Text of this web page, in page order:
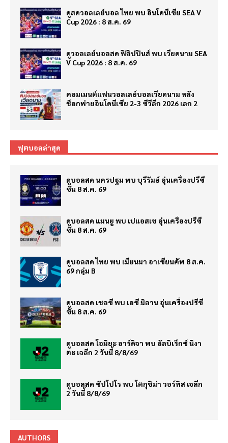
ดูสดวอลเลย์บอล ไทย พบ อินโดนีเซีย SEA V
Cup 2026 : 8 ส.ค. 69
ดูวอลเลย์บอลสด ฟิลิปปินส์ พบ เวียดนาม SEA
V Cup 2026 : 8 ส.ค. 69
คอมเมนต์แฟนวอลเลย์บอลเวียดนาม หลัง
ช็อกพ่ายอินโดนีเซีย 2-3 ซีวีลีก 2026 เลก 2
ฟุตบอลล่าสุด
ดูบอลสด นครปฐม พบ บุรีรัมย์ อุ่นเครื่องปรีซี
ซั่น 8 ส.ค. 69
ดูบอลสด แมนยู พบ เปแอสเช อุ่นเครื่องปรีซี
ซั่น 8 ส.ค. 69
ดูบอลสด ไทย พบ เมียนมา อาเซียนคัพ 8 ส.ค.
69 กลุ่ม B
ดูบอลสด เชลซี พบ เอซี มิลาน อุ่นเครื่องปรีซี
ซั่น 8 ส.ค. 69
ดูบอลสด โอมิยะ อาร์ดิจา พบ อัลบิเร็กซ์ นิงา
ตะ เจลีก 2 วันนี้ 8/8/69
ดูบอลสด ซัปโปโร พบ โตกุชิม่า วอร์ทิส เจลีก
2 วันนี้ 8/8/69
AUTHORS